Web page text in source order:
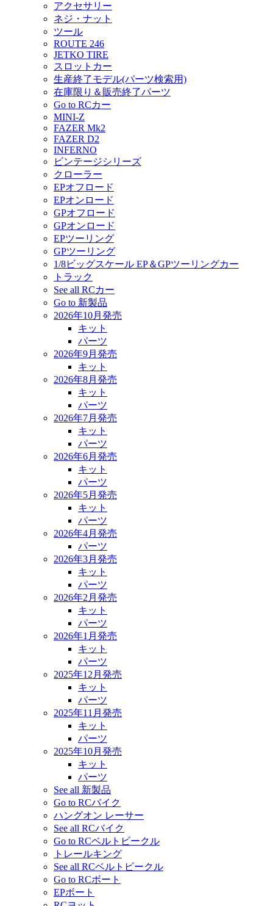
アクセサリー
ネジ・ナット
ツール
ROUTE 246
JETKO TIRE
スロットカー
生産終了モデル(パーツ検索用)
在庫限り＆販売終了パーツ
Go to RCカー
MINI-Z
FAZER Mk2
FAZER D2
INFERNO
ビンテージシリーズ
クローラー
EPオフロード
EPオンロード
GPオフロード
GPオンロード
EPツーリング
GPツーリング
1/8ビッグスケール EP＆GPツーリングカー
トラック
See all RCカー
Go to 新製品
2026年10月発売
キット
パーツ
2026年9月発売
キット
2026年8月発売
キット
パーツ
2026年7月発売
キット
パーツ
2026年6月発売
キット
パーツ
2026年5月発売
キット
パーツ
2026年4月発売
パーツ
2026年3月発売
キット
パーツ
2026年2月発売
キット
パーツ
2026年1月発売
キット
パーツ
2025年12月発売
キット
パーツ
2025年11月発売
キット
パーツ
2025年10月発売
キット
パーツ
See all 新製品
Go to RCバイク
ハングオン レーサー
See all RCバイク
Go to RCベルトビークル
トレールキング
See all RCベルトビークル
Go to RCボート
EPボート